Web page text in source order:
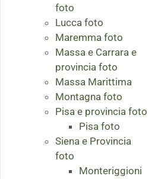
foto
Lucca foto
Maremma foto
Massa e Carrara e
provincia foto
Massa Marittima
Montagna foto
Pisa e provincia foto
Pisa foto
Siena e Provincia
foto
Monteriggioni